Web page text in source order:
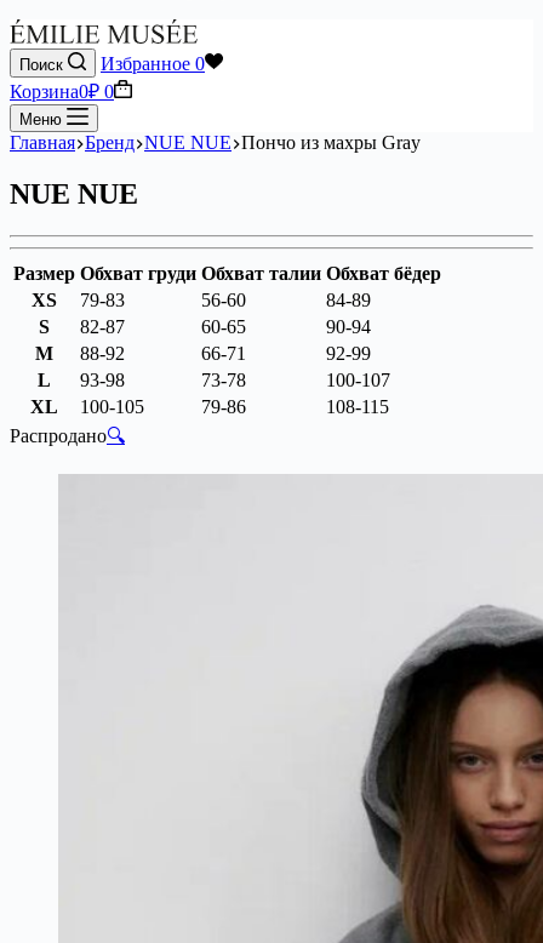
Поиск Избранное 0
Корзина0₽ 0
Меню
Главная Бренд NUE NUE Пончо из махры Gray
NUE NUE
Размер Обхват груди Обхват талии Обхват бёдер
XS
79-83 56-60
84-89
S
82-87 60-65
90-94
M
88-92 66-71
92-99
L
93-98 73-78
100-107
XL
100-105 79-86
108-115
Распродано🔍